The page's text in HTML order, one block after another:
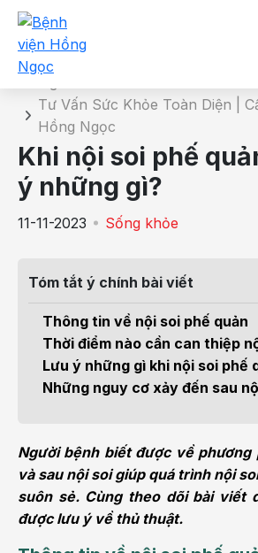
Chi tiết bài tư vấn
Tư Vấn Sức Khỏe Toàn Diện |
Hồng Ngọc
Khi nội soi phế
ý những gì?
11-11-2023 Sống khỏe
Tóm tắt ý chính bài viết
Thông tin về nội soi phế quản
Thời điểm nào cần can thiệp
Lưu ý những gì khi nội soi phế
Những nguy cơ xảy đến sau
Người bệnh biết được về
và sau nội soi giúp quá trình nội
suôn sẻ. Cùng theo dõi bài viết
được lưu ý về thủ thuật.